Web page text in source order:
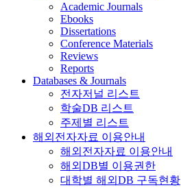
Academic Journals
Ebooks
Dissertations
Conference Materials
Reviews
Reports
Databases & Journals
전자저널 리스트
학술DB 리스트
주제별 리스트
해외전자자료 이용안내
해외전자자료 이용안내
해외DB별 이용권한
대학별 해외DB 구독현황